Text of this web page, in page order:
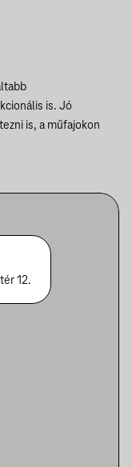
is. Jó
is, a műfajokon
12.